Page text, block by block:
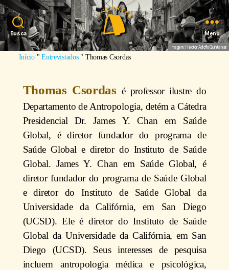
Busca Menu
Imagem: Héctor Adolfo Quintanar
Início"Entrevistados" Thomas Csordas
Thomas Csordas é professor ilustre do
Departamento de Antropologia, detém a Cátedra
Presidencial Dr. James Y. Chan em Saúde
Global, é diretor fundador do programa de
Saúde Global e diretor do Instituto de Saúde
Global. James Y. Chan em Saúde Global, é
diretor fundador do programa de Saúde Global
e diretor do Instituto de Saúde Global da
Universidade da Califórnia, em San Diego
(UCSD). Ele é diretor do Instituto de Saúde
Global da Universidade da Califórnia, em San
Diego (UCSD). Seus interesses de pesquisa
incluem antropologia médica e psicológica,